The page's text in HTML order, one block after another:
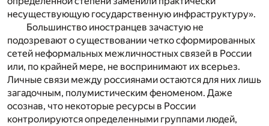
несуществующую государственную инфраструктуру».
Большинство иностранцев зачастую не
подозревают о существовании четко сформированных
сетей неформальных межличностных связей в России
или, по крайней мере, не воспринимают их всерьез.
Личные связи между россиянами остаются для них лишь
загадочным, полумистическим феноменом. Даже
осознав, что некоторые ресурсы в России
контролируются определенными группами людей,